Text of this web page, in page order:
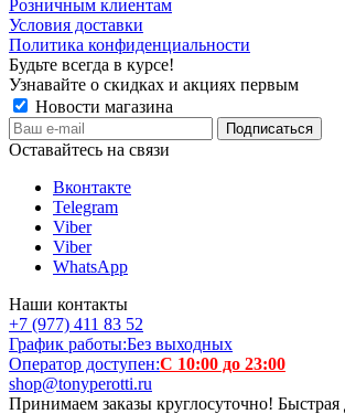
Розничным клиентам
Условия доставки
Политика конфиденциальности
Будьте всегда в курсе!
Узнавайте о скидках и акциях первым
Новости магазина
Оставайтесь на связи
Вконтакте
Telegram
Viber
Viber
WhatsApp
Наши контакты
+7 (977) 411 83 52
График работы:Без выходных
Оператор доступен:С 10:00 до 23:00
shop@tonyperotti.ru
Принимаем заказы круглосуточно! Быстрая